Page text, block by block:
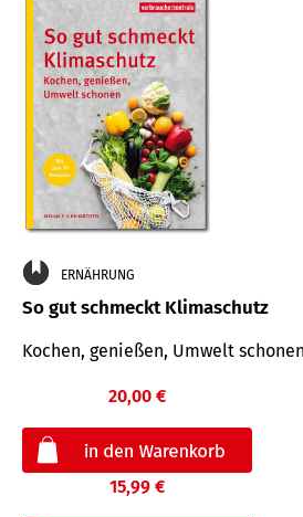
ERNÄHRUNG
So gut schmeckt Klimaschutz
Kochen, genießen, Umwelt schonen
20,00 €
15,99 €